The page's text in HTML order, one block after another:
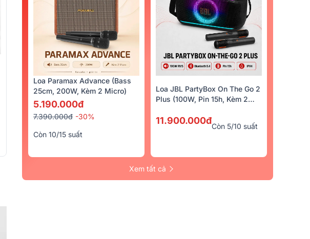
Loa Paramax Advance (Bass
25cm, 200W, Kèm 2 Micro)
5.190.000đ
7.390.000đ -30%
Còn 10/15 suất
Loa JBL PartyBox On The Go 2
Plus (100W, Pin 15h, Kèm 2
11.900.000đ
Còn 5/10 suất
Xem tất cả